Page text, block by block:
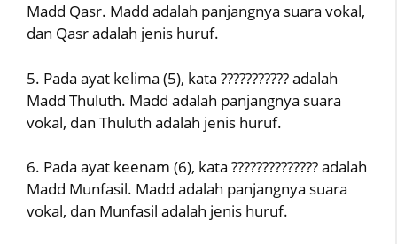
Madd Qasr. Madd adalah panjangnya suara vokal,
dan Qasr adalah jenis huruf.
5. Pada ayat kelima (5), kata ??????????? adalah
Madd Thuluth. Madd adalah panjangnya suara
vokal, dan Thuluth adalah jenis huruf.
6. Pada ayat keenam (6), kata ?????????????? adalah
Madd Munfasil. Madd adalah panjangnya suara
vokal, dan Munfasil adalah jenis huruf.